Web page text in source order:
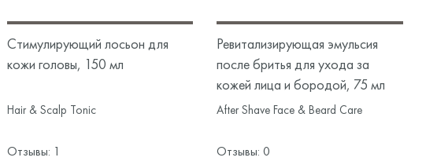
Стимулирующий лосьон для
кожи головы, 150 мл
Hair & Scalp Tonic
Отзывы: 1
Ревитализирующая эмульсия
после бритья для ухода за
кожей лица и бородой, 75 мл
After Shave Face & Beard Care
Отзывы: 0